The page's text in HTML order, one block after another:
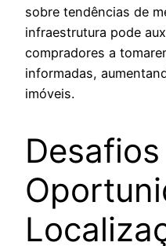
sobre tendências de
infraestrutura pode
compradores a
informadas,
imóveis.